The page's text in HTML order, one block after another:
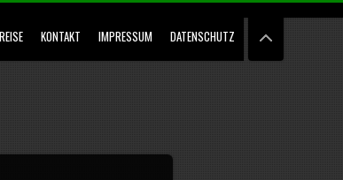
KONTAKT IMPRESSUM DATENSCHUTZ